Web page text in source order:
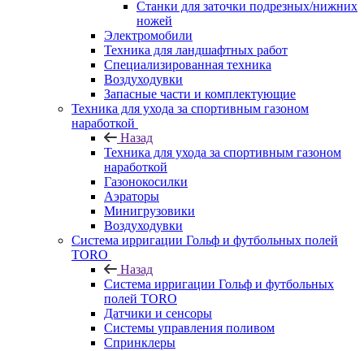
Станки для заточки подрезных/нижних
ножей
Электромобили
Техника для ландшафтных работ
Специализированная техника
Воздуходувки
Запасные части и комплектующие
Техника для ухода за спортивным газоном
наработкой
Назад
Техника для ухода за спортивным газоном
наработкой
Газонокосилки
Аэраторы
Минигрузовики
Воздуходувки
Система ирригации Гольф и футбольных полей
TORO
Назад
Система ирригации Гольф и футбольных
полей TORO
Датчики и сенсоры
Системы управления поливом
Спринклеры